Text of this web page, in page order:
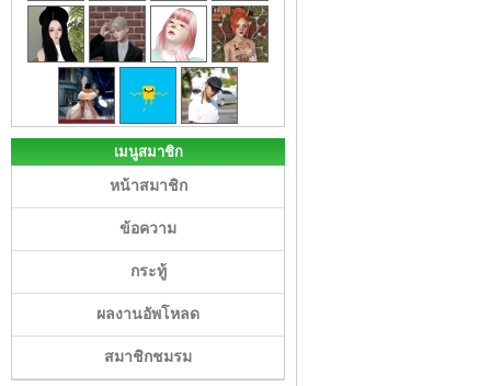
เมนูสมาชิก
หน้าสมาชิก
ข้อความ
กระทู้
ผลงานอัพโหลด
สมาชิกชมรม